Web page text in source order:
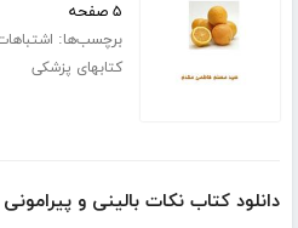
۵ صفحه
برچسب‌ها:
کتابهای پزشکی
دانلود کتاب نکات بالینی و